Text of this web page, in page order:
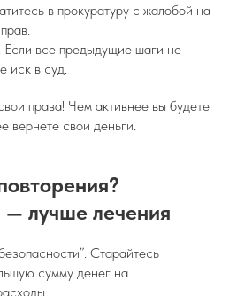
в прокуратуру с жалобой на
Если все предыдущие шаги не
иск в суд.
права! Чем активнее вы будете
вернете свои деньги.
лучше лечения
Старайтесь
сумму денег на